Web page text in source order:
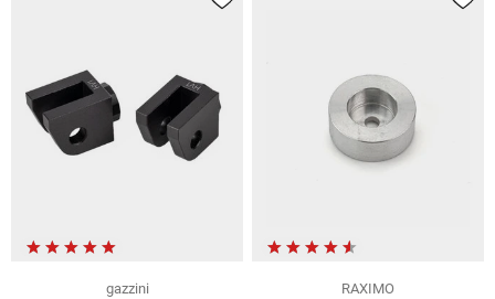
gazzini
RAXIMO